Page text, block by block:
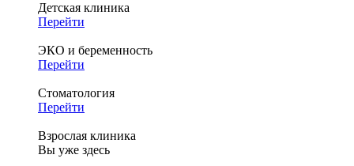
Детская клиника
Перейти
ЭКО и беременность
Перейти
Стоматология
Перейти
Взрослая клиника
Вы уже здесь